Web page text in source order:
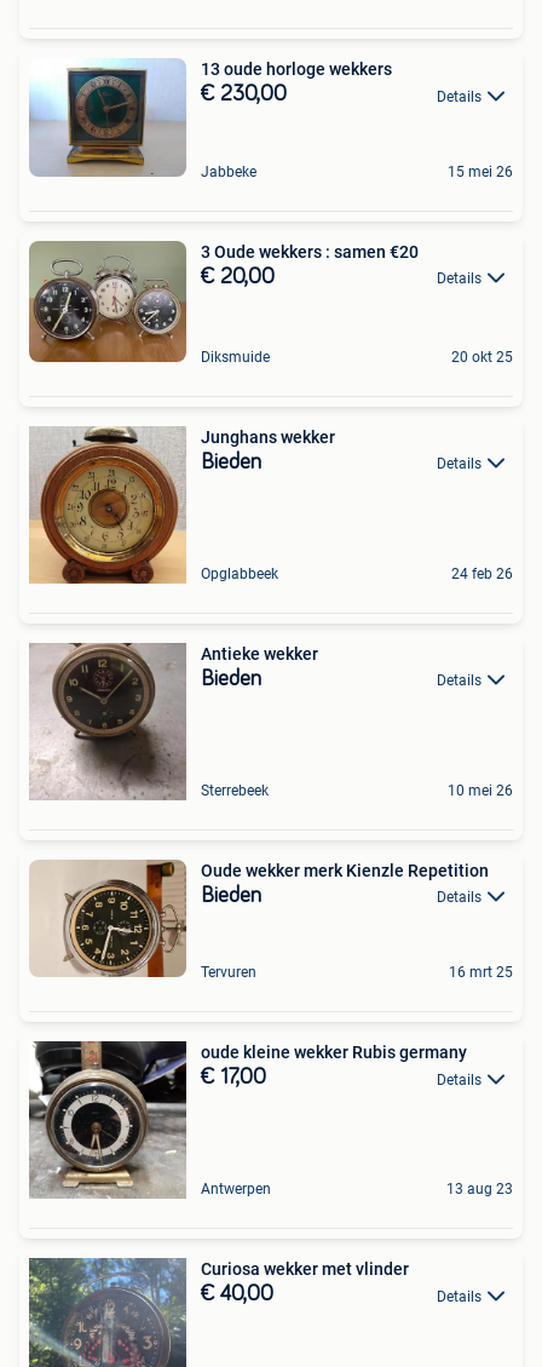
13 oude horloge wekkers
€ 230,00 Details
Jabbeke 15 mei 26
3 Oude wekkers : samen €20
€ 20,00 Details
Diksmuide 20 okt 25
Junghans wekker
Bieden Details
Opglabbeek 24 feb 26
Antieke wekker
Bieden Details
Sterrebeek 10 mei 26
Oude wekker merk Kienzle Repetition
Bieden Details
Tervuren 16 mrt 25
oude kleine wekker Rubis germany
€ 17,00 Details
Antwerpen 13 aug 23
Curiosa wekker met vlinder
€ 40,00 Details